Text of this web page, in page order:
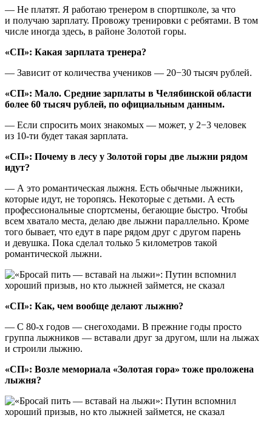
— Не платят. Я работаю тренером в спортшколе, за что
и получаю зарплату. Провожу тренировки с ребятами. В том
числе иногда здесь, в районе Золотой горы.
«СП»: Какая зарплата тренера?
— Зависит от количества учеников — 20−30 тысяч рублей.
«СП»: Мало. Средние зарплаты в Челябинской области
более 60 тысяч рублей, по официальным данным.
— Если спросить моих знакомых — может, у 2−3 человек
из 10-ти будет такая зарплата.
«СП»: Почему в лесу у Золотой горы две лыжни рядом
идут?
— А это романтическая лыжня. Есть обычные лыжники,
которые идут, не торопясь. Некоторые с детьми. А есть
профессиональные спортсмены, бегающие быстро. Чтобы
всем хватало места, делаю две лыжни параллельно. Кроме
того бывает, что едут в паре рядом друг с другом парень
и девушка. Пока сделал только 5 километров такой
романтической лыжни.
«СП»: Как, чем вообще делают лыжню?
— С 80-х годов — снегоходами. В прежние годы просто
группа лыжников — вставали друг за другом, шли на лыжах
и строили лыжню.
«СП»: Возле мемориала «Золотая гора» тоже проложена
лыжня?